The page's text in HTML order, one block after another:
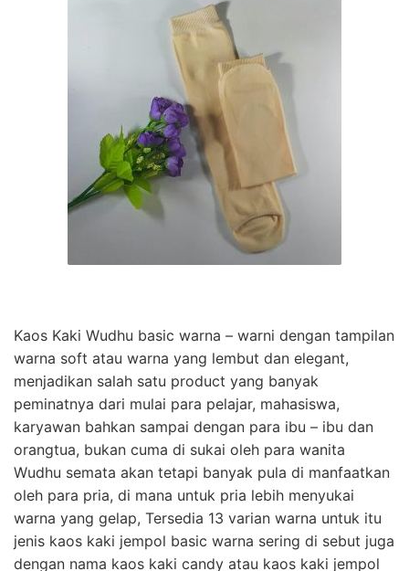
Kaos Kaki Wudhu basic warna – warni dengan tampilan
warna soft atau warna yang lembut dan elegant,
menjadikan salah satu product yang banyak
peminatnya dari mulai para pelajar, mahasiswa,
karyawan bahkan sampai dengan para ibu – ibu dan
orangtua, bukan cuma di sukai oleh para wanita
Wudhu semata akan tetapi banyak pula di manfaatkan
oleh para pria, di mana untuk pria lebih menyukai
warna yang gelap, Tersedia 13 varian warna untuk itu
jenis kaos kaki jempol basic warna sering di sebut juga
dengan nama kaos kaki candy atau kaos kaki jempol